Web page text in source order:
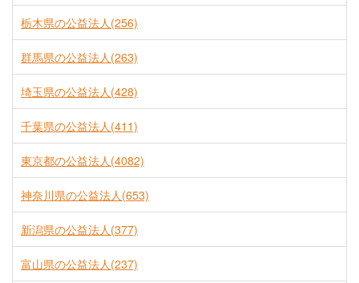
栃木県の公益法人(256)
群馬県の公益法人(263)
埼玉県の公益法人(428)
千葉県の公益法人(411)
東京都の公益法人(4082)
神奈川県の公益法人(653)
新潟県の公益法人(377)
富山県の公益法人(237)